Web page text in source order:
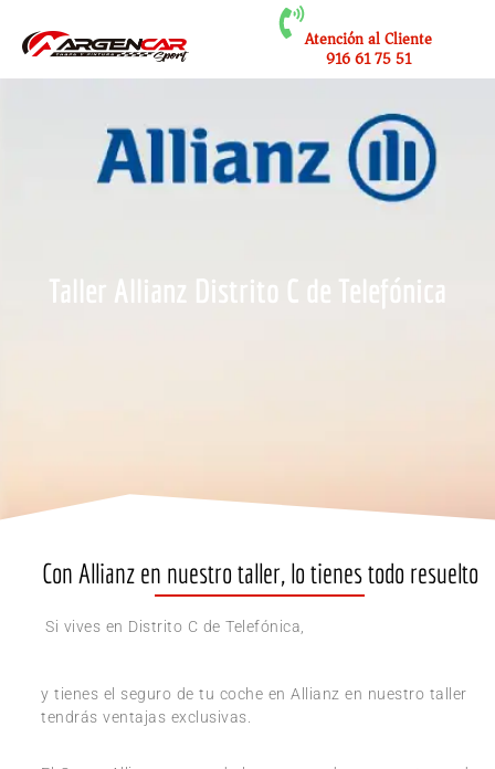
Atención al Cliente
916 61 75 51
Taller Allianz Distrito C de Telefónica
Con Allianz en nuestro taller, lo tienes todo resuelto
Si vives en Distrito C de Telefónica,
y tienes el seguro de tu coche en Allianz en nuestro taller
tendrás ventajas exclusivas.